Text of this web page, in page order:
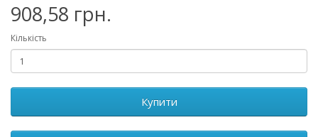
908,58 грн.
Кількість
Купити